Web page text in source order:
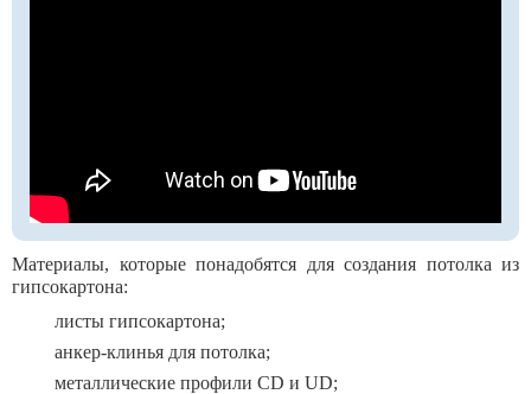
Материалы, которые понадобятся для создания потолка из
гипсокартона:
листы гипсокартона;
анкер-клинья для потолка;
металлические профили CD и UD;